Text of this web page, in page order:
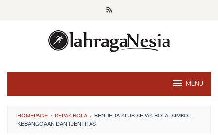
MENU
HOMEPAGE / SEPAK BOLA / BENDERA KLUB SEPAK BOLA: SIMBOL
KEBANGGAAN DAN IDENTITAS